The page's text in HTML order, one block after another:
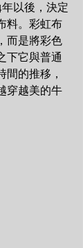
以後，決定
料。彩虹布
而是將彩色
下它與普通
間的推移，
穿越美的牛